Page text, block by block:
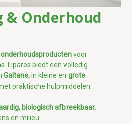
& Onderhoud
onderhoudsproductenvoor
Liparos biedt een volledig
Galtane,in kleine en grote
praktische hulpmiddelen.
biologisch afbreekbaar,
en milieu.